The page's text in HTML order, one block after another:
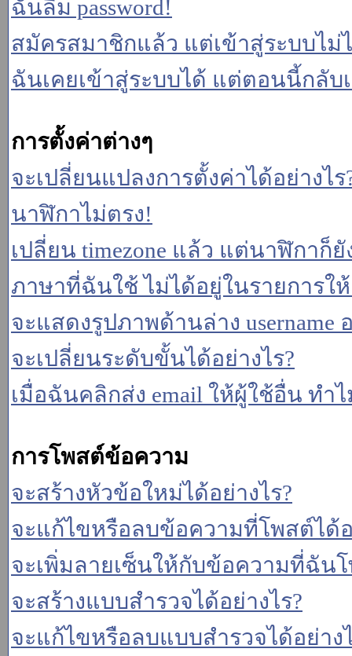
ฉันลืม password!
สมัครสมาชิกแล้ว แต่เข้าสู่ระบบไม่
ฉันเคยเข้าสู่ระบบได้ แต่ตอนนี้กลับ
การตั้งค่าต่างๆ
จะเปลี่ยนแปลงการตั้งค่าได้อย่างไร
นาฬิกาไม่ตรง!
เปลี่ยน timezone แล้ว แต่นาฬิกาก็ยั
ภาษาที่ฉันใช้ ไม่ได้อยู่ในรายการใ
จะแสดงรูปภาพด้านล่าง username
จะเปลี่ยนระดับขั้นได้อย่างไร?
เมื่อฉันคลิกส่ง email ให้ผู้ใช้อื่น ทำ
การโพสต์ข้อความ
จะสร้างหัวข้อใหม่ได้อย่างไร?
จะแก้ไขหรือลบข้อความที่โพสต์ได้อ
จะเพิ่มลายเซ็นให้กับข้อความที่ฉันโ
จะสร้างแบบสำรวจได้อย่างไร?
จะแก้ไขหรือลบแบบสำรวจได้อย่าง